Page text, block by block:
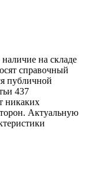
на складе
справочный
публичной
437
никаких
Актуальную